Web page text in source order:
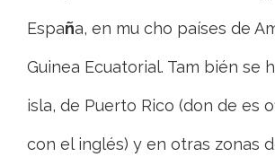
España, en mu cho países de
Guinea Ecuatorial. Tam bién se
isla, de Puerto Rico (don de es
con el inglés) y en otras zonas